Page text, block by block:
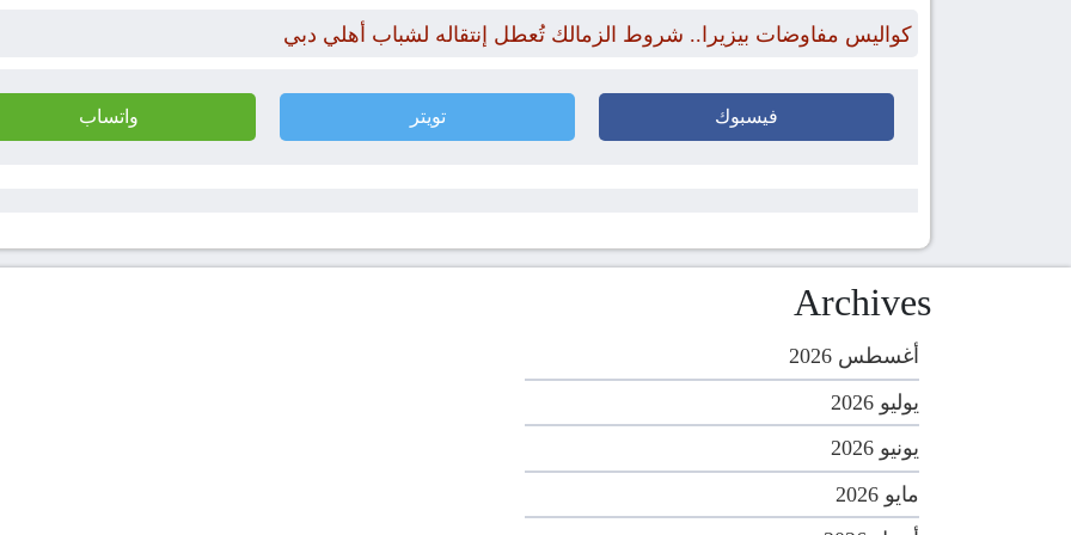
كواليس مفاوضات بيزيرا.. شروط الزمالك تُعطل إنتقاله لشباب أهلي دبي
فيسبوك تويتر واتساب
Archives
أغسطس 2026
يوليو 2026
يونيو 2026
مايو 2026